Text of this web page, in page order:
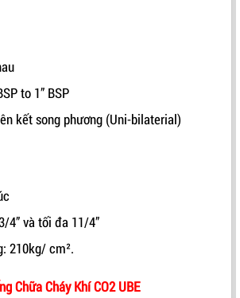
to 1” BSP
kết song phương (Uni-bilaterial)
4” và tối đa 11/4”
210kg/ cm².
Chữa Cháy Khí CO2 UBE